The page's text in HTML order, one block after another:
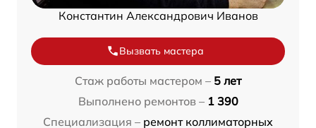
Константин Александрович Иванов
Вызвать мастера
Стаж работы мастером – 5 лет
Выполнено ремонтов – 1 390
Специализация – ремонт коллиматорных